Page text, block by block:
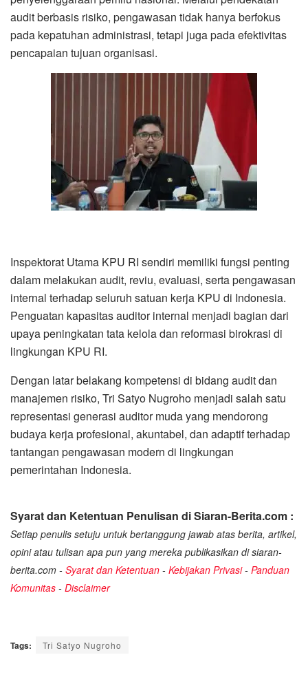
audit berbasis risiko, pengawasan tidak hanya berfokus
pada kepatuhan administrasi, tetapi juga pada efektivitas
pencapaian tujuan organisasi.
Inspektorat Utama KPU RI sendiri memiliki fungsi penting
dalam melakukan audit, reviu, evaluasi, serta pengawasan
internal terhadap seluruh satuan kerja KPU di Indonesia.
Penguatan kapasitas auditor internal menjadi bagian dari
upaya peningkatan tata kelola dan reformasi birokrasi di
lingkungan KPU RI.
Dengan latar belakang kompetensi di bidang audit dan
manajemen risiko, Tri Satyo Nugroho menjadi salah satu
representasi generasi auditor muda yang mendorong
budaya kerja profesional, akuntabel, dan adaptif terhadap
tantangan pengawasan modern di lingkungan
pemerintahan Indonesia.
Syarat dan Ketentuan Penulisan di Siaran-Berita.com :
Setiap penulis setuju untuk bertanggung jawab atas berita, artikel,
opini atau tulisan apa pun yang mereka publikasikan di siaran-
berita.com - Syarat dan Ketentuan - Kebijakan Privasi- Panduan
Komunitas - Disclaimer
Tags: Tri Satyo Nugroho